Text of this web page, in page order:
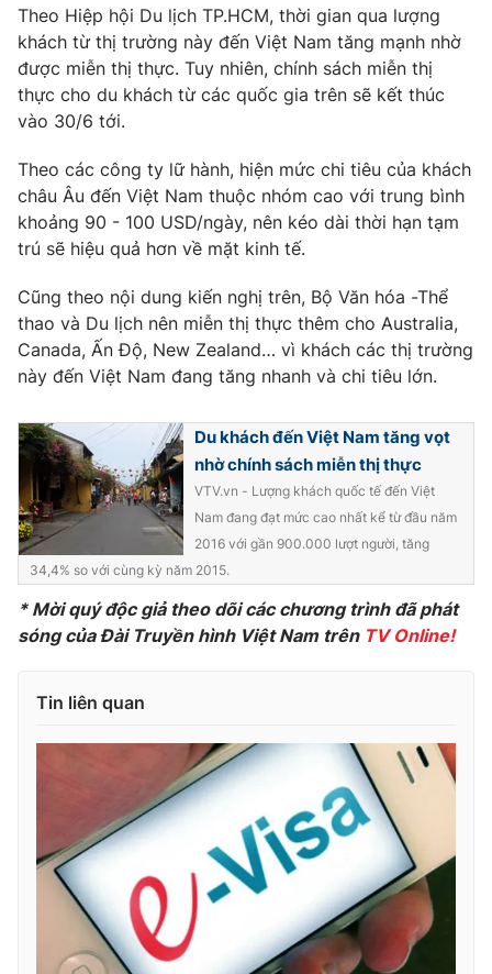
Hậu trường
Nhân vật
Khán giả
Giải sao mai
Giải trí
Điện ảnh
Âm nhạc
Đời sống
Du lịch
Làm đẹp
Chất lượng cuộc sống
Tuyển sinh
Học trực tuyến
Công nghệ
Hitech Công nghệ tương lai
Sản phẩm
Thị trường
Tư vấn
Lịch phát sóng
Emagazine Podcast
Photo Infographic
Video Shorts video
VTV Money VTV Thể thao
VTV Sức khoẻ
Tấm lòng Việt
Vươn mình bằng AI
VTV9 VTV8
Liên hệ tòa soạn English
Theo Hiệp hội Du lịch TP.HCM, thời gian qua lượng
khách từ thị trường này đến Việt Nam tăng mạnh nhờ
được miễn thị thực. Tuy nhiên, chính sách miễn thị
thực cho du khách từ các quốc gia trên sẽ kết thúc
vào 30/6 tới.
Theo các công ty lữ hành, hiện mức chi tiêu của khách
châu Âu đến Việt Nam thuộc nhóm cao với trung bình
khoảng 90 - 100 USD/ngày, nên kéo dài thời hạn tạm
trú sẽ hiệu quả hơn về mặt kinh tế.
Cũng theo nội dung kiến nghị trên, Bộ Văn hóa -Thể
thao và Du lịch nên miễn thị thực thêm cho Australia,
Canada, Ấn Độ, New Zealand… vì khách các thị trường
này đến Việt Nam đang tăng nhanh và chi tiêu lớn.
Du khách đến Việt Nam tăng vọt
nhờ chính sách miễn thị thực
VTV.vn - Lượng khách quốc tế đến Việt
Nam đang đạt mức cao nhất kể từ đầu năm
2016 với gần 900.000 lượt người, tăng
34,4% so với cùng kỳ năm 2015.
* Mời quý độc giả theo dõi các chương trình đã phát
sóng của Đài Truyền hình Việt Nam trên TV Online!
Tin liên quan